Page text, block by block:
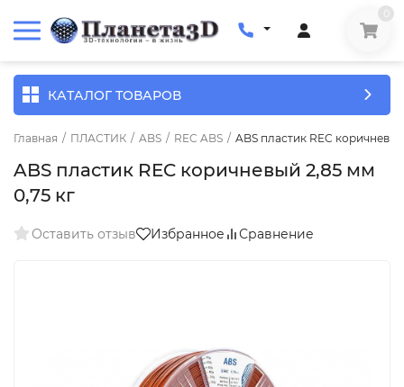
КАТАЛОГ ТОВАРОВ
Главная / ПЛАСТИК / ABS / REC ABS / ABS пластик REC
ABS пластик REC коричневый 2,85 мм
0,75 кг
Оставить отзыв Избранное Сравнение